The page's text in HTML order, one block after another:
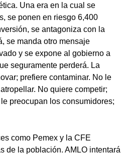
Una era en la cual se
se ponen en riesgo 6,400
se antagoniza con la
se manda otro mensaje
y se expone al gobierno a
seguramente perderá. La
prefiere contaminar. No le
No quiere competir;
preocupan los consumidores;
como Pemex y la CFE
de la población. AMLO intentará